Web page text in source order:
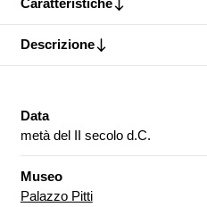
Caratteristiche
Descrizione
Data
metà del II secolo d.C.
Museo
Palazzo Pitti